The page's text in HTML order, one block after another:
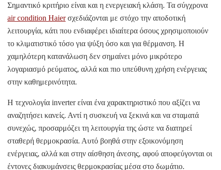
Σημαντικό κριτήριο είναι και η ενεργειακή κλάση. Τα σύγχρονα
air condition Haierσχεδιάζονται με στόχο την αποδοτική
λειτουργία, κάτι που ενδιαφέρει ιδιαίτερα όσους χρησιμοποιούν
το κλιματιστικό τόσο για ψύξη όσο και για θέρμανση. Η
χαμηλότερη κατανάλωση δεν σημαίνει μόνο μικρότερο
λογαριασμό ρεύματος, αλλά και πιο υπεύθυνη χρήση ενέργειας
στην καθημερινότητα.
Η τεχνολογία inverter είναι ένα χαρακτηριστικό που αξίζει να
αναζητήσει κανείς. Αντί η συσκευή να ξεκινά και να σταματά
συνεχώς, προσαρμόζει τη λειτουργία της ώστε να διατηρεί
σταθερή θερμοκρασία. Αυτό βοηθά στην εξοικονόμηση
ενέργειας, αλλά και στην αίσθηση άνεσης, αφού αποφεύγονται οι
έντονες διακυμάνσεις θερμοκρασίας μέσα στο δωμάτιο.